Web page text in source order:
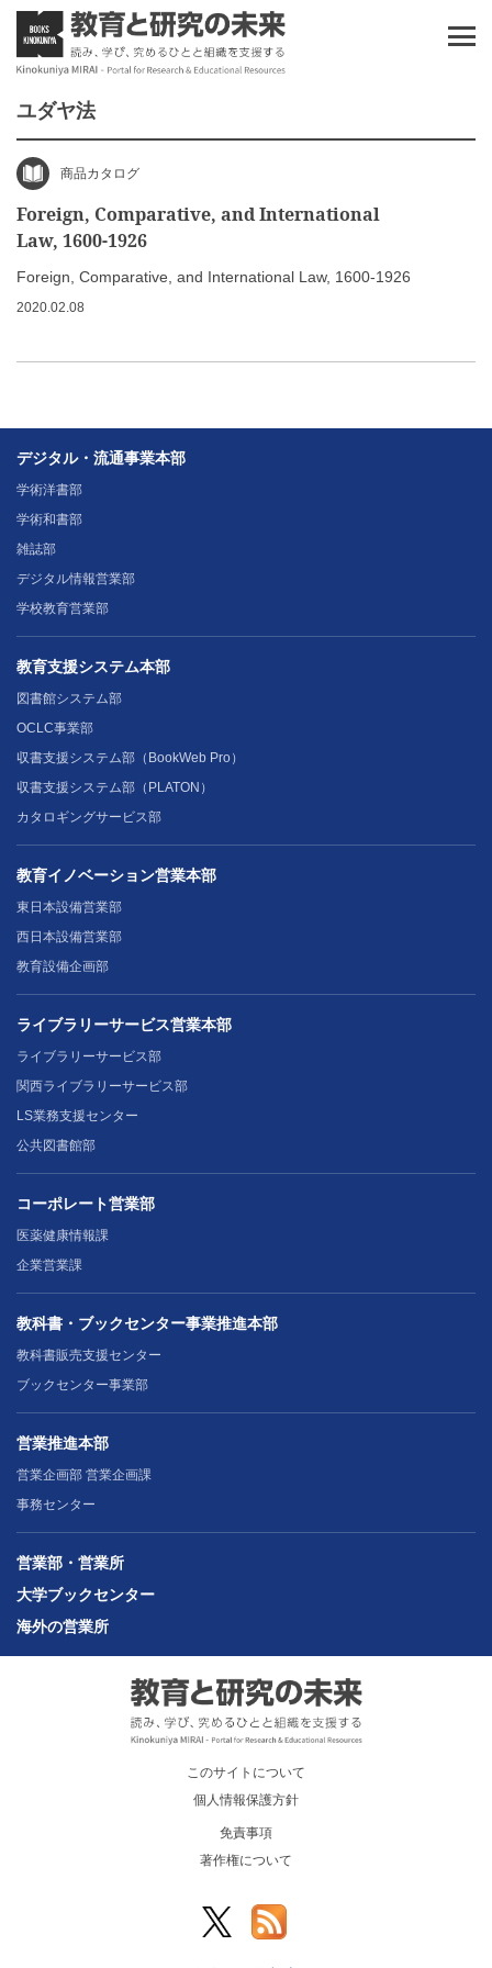
ユダヤ法
商品カタログ
Foreign, Comparative, and International
Law, 1600-1926
Foreign, Comparative, and International Law, 1600-1926
2020.02.08
デジタル・流通事業本部
学術洋書部
学術和書部
雑誌部
デジタル情報営業部
学校教育営業部
教育支援システム本部
図書館システム部
OCLC事業部
収書支援システム部（BookWeb Pro）
収書支援システム部（PLATON）
カタロギングサービス部
教育イノベーション営業本部
東日本設備営業部
西日本設備営業部
教育設備企画部
ライブラリーサービス営業本部
ライブラリーサービス部
関西ライブラリーサービス部
LS業務支援センター
公共図書館部
コーポレート営業部
医薬健康情報課
企業営業課
教科書・ブックセンター事業推進本部
教科書販売支援センター
ブックセンター事業部
営業推進本部
営業企画部 営業企画課
事務センター
営業部・営業所
大学ブックセンター
海外の営業所
このサイトについて
個人情報保護方針
免責事項
著作権について